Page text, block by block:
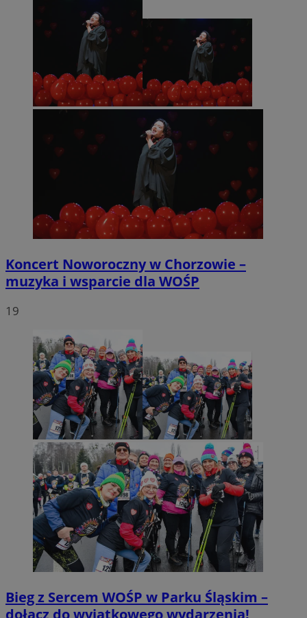
Koncert Noworoczny w Chorzowie –
muzyka i wsparcie dla WOŚP
19
Bieg z Sercem WOŚP w Parku Śląskim –
dołącz do wyjątkowego wydarzenia!